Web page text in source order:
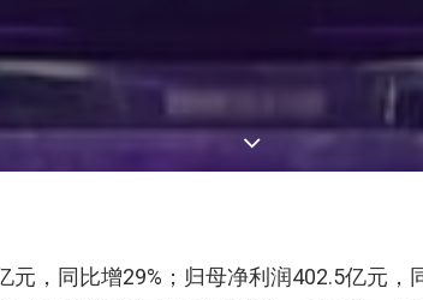
，同比增29%；归母净利润402.5亿元，